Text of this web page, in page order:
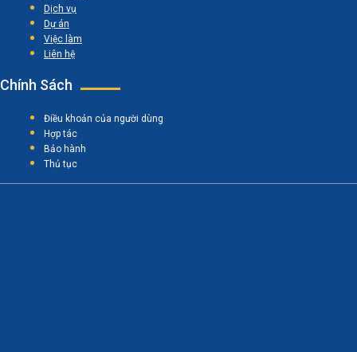
Dịch vụ
Dự án
Việc làm
Liên hệ
Chính Sách
Điều khoản của người dùng
Hợp tác
Bảo hành
Thủ tục